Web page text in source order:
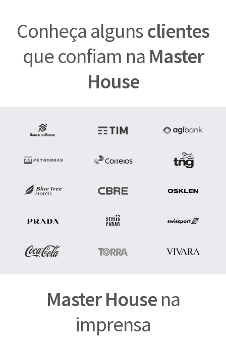
Conheça algunsclientes
que confiam na Master
House
Master Housena
imprensa